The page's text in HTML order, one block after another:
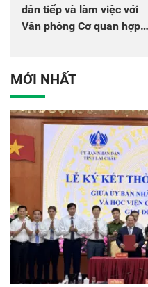
dân tiếp và làm việc với
Văn phòng Cơ quan hợp
MỚI NHẤT